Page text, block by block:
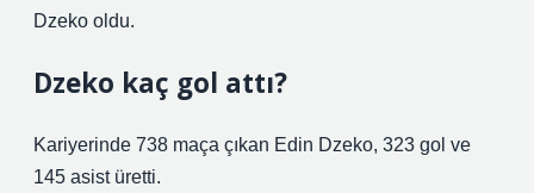
Dzeko oldu.
Dzeko kaç gol attı?
Kariyerinde 738 maça çıkan Edin Dzeko, 323 gol ve
145 asist üretti.